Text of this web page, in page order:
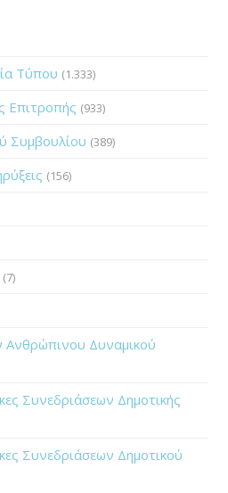
Τύπου (1.333)
Επιτροπής (933)
Συμβουλίου (389)
(156)
(7)
Ανθρώπινου Δυναμικού
Συνεδριάσεων Δημοτικής
Συνεδριάσεων Δημοτικού